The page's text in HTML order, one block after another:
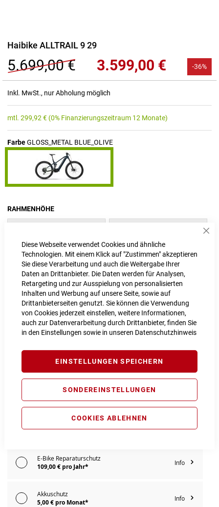
Diese Webseite verwendet Cookies und ähnliche
Technologien. Mit einem Klick auf "Zustimmen" akzeptieren
Sie diese Verarbeitung und auch die Weitergabe Ihrer
Daten an Drittanbieter. Die Daten werden für Analysen,
Retargeting und zur Ausspielung von personalisierten
Inhalten und Werbung auf unsere Seite, sowie auf
Drittanbieterseiten genutzt. Sie können die Verwendung
von Cookies jederzeit einstellen, weitere Informationen,
auch zur Datenverarbeitung durch Drittanbieter, finden Sie
in den Einstellungen sowie in unseren Datenschutzhinweis
EINSTELLUNGEN SPEICHERN
SONDEREINSTELLUNGEN
COOKIES ABLEHNEN
Zum
der
Bildgalerie
springen
Haibike ALLTRAIL 9 29
5.699,00 € 3.599,00 € -36%
Inkl. MwSt., nur Abholung möglich
mtl. 299,92 € (0% Finanzierungszeitraum 12 Monate)
FarbeGLOSS_METAL BLUE_OLIVE
RAHMENHÖHE
50 cm
IN DEN WARENKORB
PROBEFAHRT VEREINBAREN
Produktanfrage stellen
Extra Schutz? Jetzt Tarife entdecken!
E-Bike Komplettschutz
149,00 € pro Jahr*
E-Bike Reparaturschutz
109,00 € pro Jahr*
Info
Akkuschutz
5,00 € pro Monat*
Info